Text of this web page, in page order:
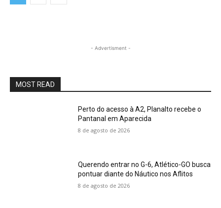
- Advertisment -
MOST READ
Perto do acesso à A2, Planalto recebe o
Pantanal em Aparecida
8 de agosto de 2026
Querendo entrar no G-6, Atlético-GO busca
pontuar diante do Náutico nos Aflitos
8 de agosto de 2026